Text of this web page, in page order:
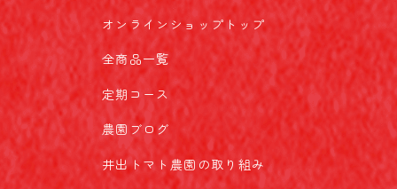
オンラインショップトップ
全商品一覧
定期コース
農園ブログ
井出トマト農園の取り組み